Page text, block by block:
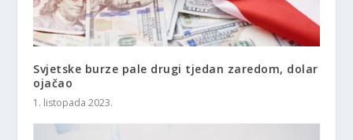
Svjetske burze pale drugi tjedan zaredom, dolar
ojačao
1. listopada 2023.